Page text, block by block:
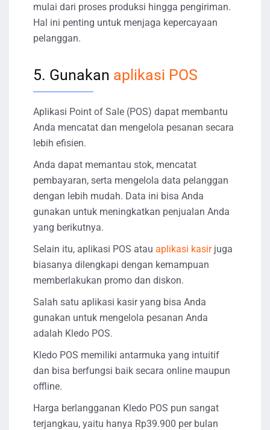
mulai dari proses produksi hingga pengiriman.
Hal ini penting untuk menjaga kepercayaan
pelanggan.
5. Gunakan aplikasi POS
Aplikasi Point of Sale (POS) dapat membantu
Anda mencatat dan mengelola pesanan secara
lebih efisien.
Anda dapat memantau stok, mencatat
pembayaran, serta mengelola data pelanggan
dengan lebih mudah. Data ini bisa Anda
gunakan untuk meningkatkan penjualan Anda
yang berikutnya.
Selain itu, aplikasi POS atau aplikasi kasirjuga
biasanya dilengkapi dengan kemampuan
memberlakukan promo dan diskon.
Salah satu aplikasi kasir yang bisa Anda
gunakan untuk mengelola pesanan Anda
adalah Kledo POS.
Kledo POS memiliki antarmuka yang intuitif
dan bisa berfungsi baik secara online maupun
offline.
Harga berlangganan Kledo POS pun sangat
terjangkau, yaitu hanya Rp39.900 per bulan